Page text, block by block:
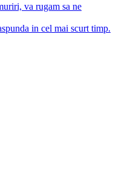
va rugam sa ne
in cel mai scurt timp.